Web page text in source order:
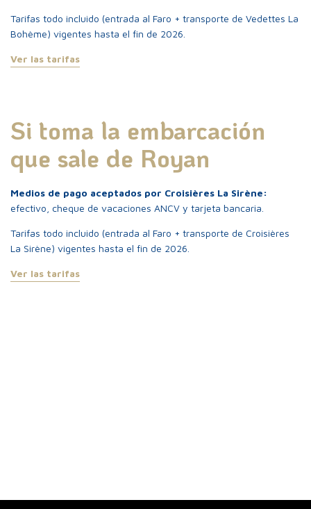
Tarifas todo incluido (entrada al Faro + transporte de Vedettes La
Bohème) vigentes hasta el fin de 2026.
Ver las tarifas
Si toma la embarcación
que sale de Royan
Medios de pago aceptados por Croisières La Sirène:
efectivo, cheque de vacaciones ANCV y tarjeta bancaria.
Tarifas todo incluido (entrada al Faro + transporte de Croisières
La Sirène) vigentes hasta el fin de 2026.
Ver las tarifas